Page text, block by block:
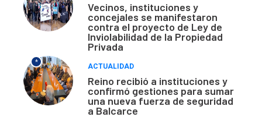
Vecinos, instituciones y
concejales se manifestaron
contra el proyecto de Ley de
Inviolabilidad de la Propiedad
Privada
*
ACTUALIDAD
Reino recibió a instituciones y
confirmó gestiones para sumar
una nueva fuerza de seguridad
a Balcarce